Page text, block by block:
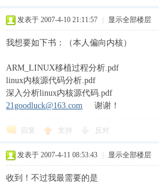
发表于 2007-4-10 21:11:57 显示全部楼层
我想要如下书：（本人偏向内核）
ARM_LINUX移植过程分析.pdf
linux内核源代码分析.pdf
深入分析linux内核源代码.pdf
21goodluck@163.com 谢谢！
回复 支持 反对
发表于 2007-4-11 08:53:43 显示全部楼层
收到！不过我最需要的是